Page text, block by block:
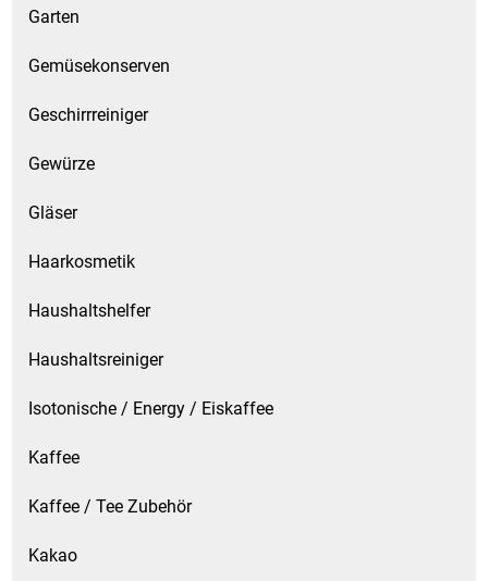
Garten
Gemüsekonserven
Geschirrreiniger
Gewürze
Gläser
Haarkosmetik
Haushaltshelfer
Haushaltsreiniger
Isotonische / Energy / Eiskaffee
Kaffee
Kaffee / Tee Zubehör
Kakao